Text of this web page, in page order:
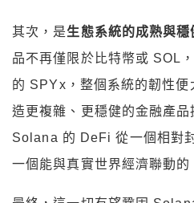
其次，是生態系統的成熟與穩
品不再僅限於比特幣或 SOL
的 SPYx，整個系統的韌性便
造更複雜、更穩健的金融產
Solana 的 DeFi 從一個相對
一個能與真實世界經濟聯動的